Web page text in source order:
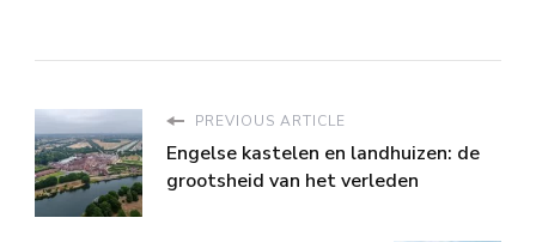
PREVIOUS ARTICLE
Engelse kastelen en landhuizen: de
grootsheid van het verleden